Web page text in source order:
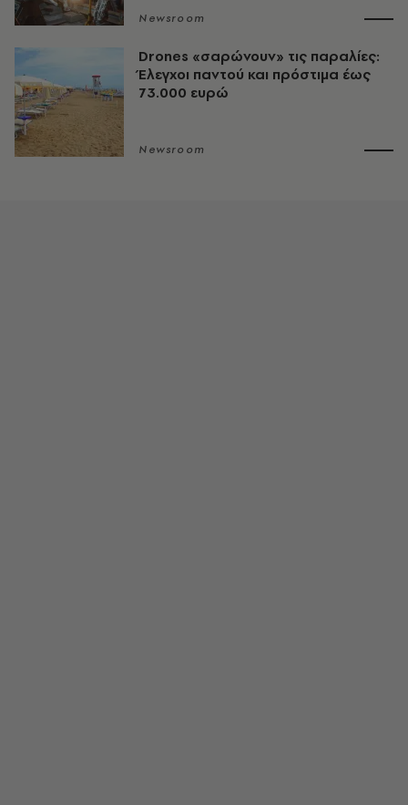
Newsroom
Drones «σαρώνουν» τις παραλίες:
Έλεγχοι παντού και πρόστιμα έως
73.000 ευρώ
Newsroom